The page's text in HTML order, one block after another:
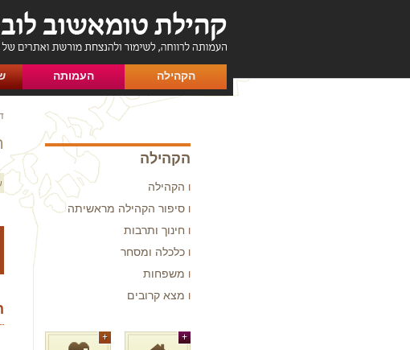
הקהילה העמותה
הקהילה
הקהילה
סיפור הקהילה מראשיתה
חינוך ותרבות
כלכלה ומסחר
משפחות
מצא קרובים